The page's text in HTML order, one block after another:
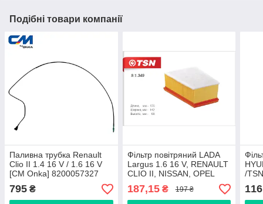
Подібні товари компанії
Паливна трубка Renault
Clio II 1.4 16 V / 1.6 16 V
[СМ Onka] 8200057327
795 ₴
Фільтр повітряний LADA
Largus 1.6 16 V, RENAULT
CLIO II, NISSAN, OPEL
187,15₴ 197 ₴
/
116